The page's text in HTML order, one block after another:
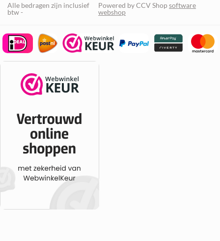
Alle bedragen zijn inclusief
btw -
Powered by CCV Shopsoftware
webshop